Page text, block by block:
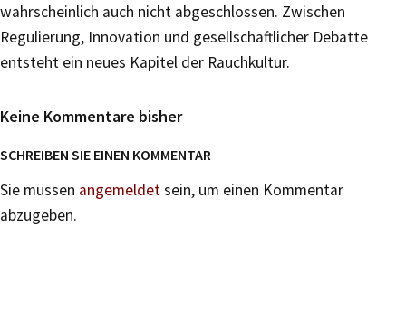
wahrscheinlich auch nicht abgeschlossen. Zwischen
Regulierung, Innovation und gesellschaftlicher Debatte
entsteht ein neues Kapitel der Rauchkultur.
Keine Kommentare bisher
SCHREIBEN SIE EINEN KOMMENTAR
Sie müssen angemeldetsein, um einen Kommentar
abzugeben.